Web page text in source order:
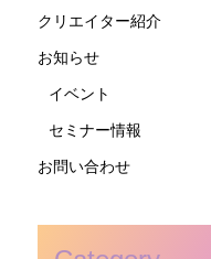
クリエイター紹介
お知らせ
イベント
セミナー情報
お問い合わせ